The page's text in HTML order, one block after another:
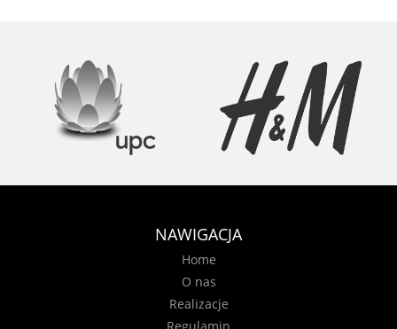
NAWIGACJA
Home
O nas
Realizacje